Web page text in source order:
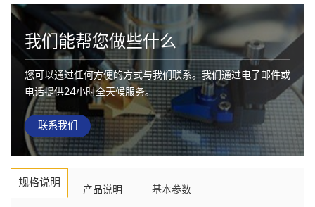
我们能帮您做些什么
您可以通过任何方便的方式与我们联系。我们通过电子邮件或
电话提供24小时全天候服务。
联系我们
规格说明 产品说明 基本参数